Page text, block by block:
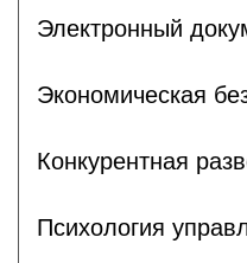
Электронный
Экономическая
Конкурентная
Психология